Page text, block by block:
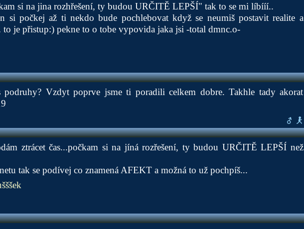
si na jina rozhřešení, ty budou URČITĚ LEPŠÍ" tak to se mi líbííí..
si počkej až ti nekdo bude pochlebovat když se neumiš postavit realite a
je přistup:) pekne to o tobe vypovida jaka jsi -total dmnc.o-
podruhy? Vzdyt poprve jsme ti poradili celkem dobre. Takhle tady akorat
ztrácet čas...počkam si na jíná rozřešení, ty budou URČITĚ LEPŠÍ než
tak se podívej co znamená AFEKT a možná to už pochpíš...